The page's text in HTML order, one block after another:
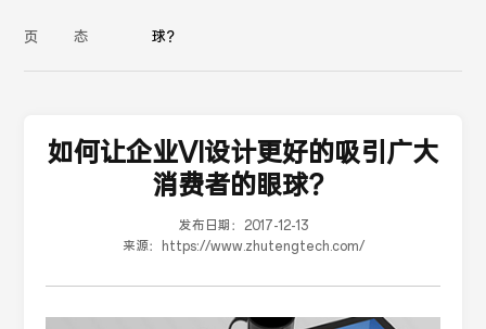
页 态 球？
如何让企业VI设计更好的吸引广大
消费者的眼球？
发布日期：
2017-12-13
来源：
https://www.zhutengtech.com/